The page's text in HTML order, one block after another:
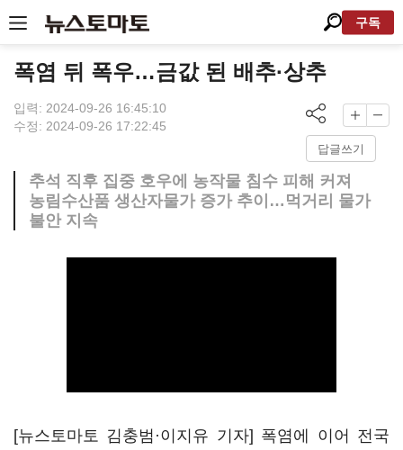
구독
폭염 뒤 폭우…금값 된 배추·상추
입력: 2024-09-26 16:45:10
수정: 2024-09-26 17:22:45
답글쓰기
추석 직후 집중 호우에 농작물 침수 피해 커져
농림수산품 생산자물가 증가 추이…먹거리 물가
불안 지속
[뉴스토마토 김충범·이지유 기자] 폭염에 이어 전국